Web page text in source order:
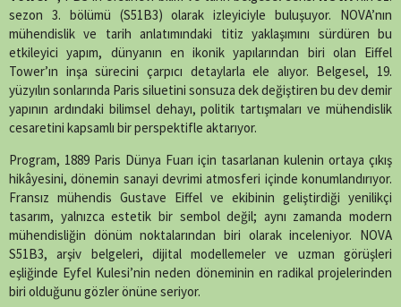
sezon 3. bölümü (S51B3) olarak izleyiciyle buluşuyor. NOVA’nın
mühendislik ve tarih anlatımındaki titiz yaklaşımını sürdüren bu
etkileyici yapım, dünyanın en ikonik yapılarından biri olan Eiffel
Tower’ın inşa sürecini çarpıcı detaylarla ele alıyor. Belgesel, 19.
yüzyılın sonlarında Paris siluetini sonsuza dek değiştiren bu dev demir
yapının ardındaki bilimsel dehayı, politik tartışmaları ve mühendislik
cesaretini kapsamlı bir perspektifle aktarıyor.
Program, 1889 Paris Dünya Fuarı için tasarlanan kulenin ortaya çıkış
hikâyesini, dönemin sanayi devrimi atmosferi içinde konumlandırıyor.
Fransız mühendis Gustave Eiffel ve ekibinin geliştirdiği yenilikçi
tasarım, yalnızca estetik bir sembol değil; aynı zamanda modern
mühendisliğin dönüm noktalarından biri olarak inceleniyor. NOVA
S51B3, arşiv belgeleri, dijital modellemeler ve uzman görüşleri
eşliğinde Eyfel Kulesi’nin neden döneminin en radikal projelerinden
biri olduğunu gözler önüne seriyor.